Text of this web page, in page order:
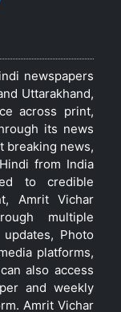
newspapers
Uttarakhand,
across print,
its news
breaking news,
from India
to credible
Amrit Vichar
multiple
Photo
platforms,
also access
and weekly
Amrit Vichar